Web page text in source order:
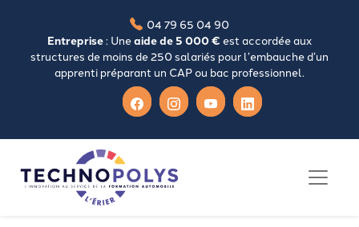
04 79 65 04 90
Entreprise: Uneaide de 5 000 € est accordée aux
structures de moins de 250 salariés pour l’embauche d’un
apprenti préparant un CAP ou bac professionnel.